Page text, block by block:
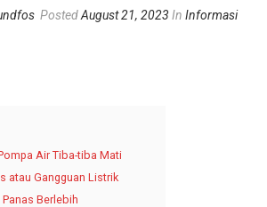
PostedAugust 21, 2023 In Informasi
Air Tiba-tiba Mati
atau Gangguan Listrik
Berlebih